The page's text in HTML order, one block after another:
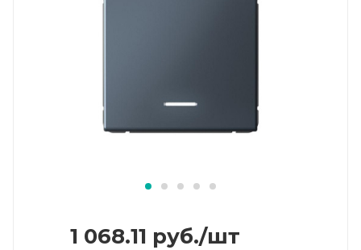
1 068.11 руб./шт